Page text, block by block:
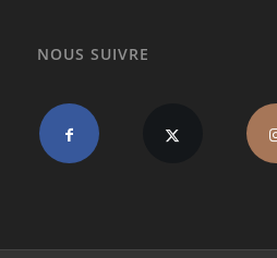
NOUS SUIVRE